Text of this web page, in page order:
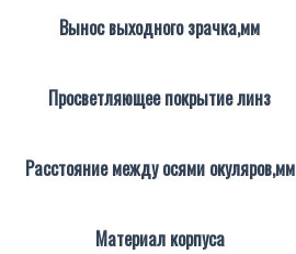
Вынос выходного зрачка,мм
Просветляющее покрытие линз
Расстояние между осями окуляров,мм
Материал корпуса